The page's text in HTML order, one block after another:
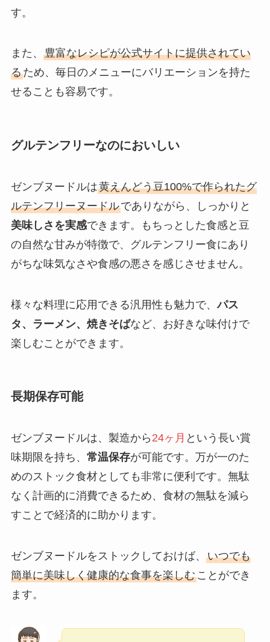
す。
また、 豊富なレシピが公式サイトに提供されてい
るため、毎日のメニューにバリエーションを持た
せることも容易です。
グルテンフリーなのにおいしい
ゼンブヌードルは黄えんどう豆100%で作られたグ
ルテンフリーヌードルでありながら、しっかりと
美味しさを実感できます。もちっとした食感と豆
の自然な甘みが特徴で、グルテンフリー食にあり
がちな味気なさや食感の悪さを感じさせません。
様々な料理に応用できる汎用性も魅力で、パス
タ、ラーメン、焼きそばなど、お好きな味付けで
楽しむことができます。
長期保存可能
ゼンブヌードルは、製造から 24ヶ月 という長い賞
味期限を持ち、 常温保存が可能です。万が一のた
めのストック食材としても非常に便利です。無駄
なく計画的に消費できるため、食材の無駄を減ら
すことで経済的に助かります。
ゼンブヌードルをストックしておけば、 いつでも
簡単に美味しく健康的な食事を楽しむことができ
ます。